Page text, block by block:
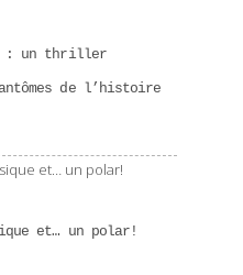
» : un thriller
de l’histoire
et… un polar!